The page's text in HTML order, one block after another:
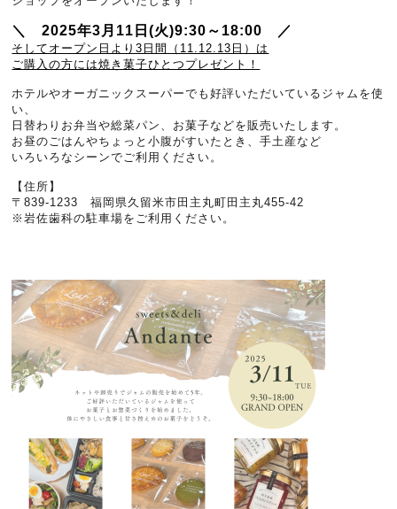
＼ 2025年3月11日(火)9:30～18:00 ／
そしてオープン日より3日間（11.12.13日）は
ご購入の方には焼き菓子ひとつプレゼント！
ホテルやオーガニックスーパーでも好評いただいているジャムを使
い、
日替わりお弁当や総菜パン、お菓子などを販売いたします。
お昼のごはんやちょっと小腹がすいたとき、手土産など
いろいろなシーンでご利用ください。
【住所】
〒839-1233 福岡県久留米市田主丸町田主丸455-42
※岩佐歯科の駐車場をご利用ください。